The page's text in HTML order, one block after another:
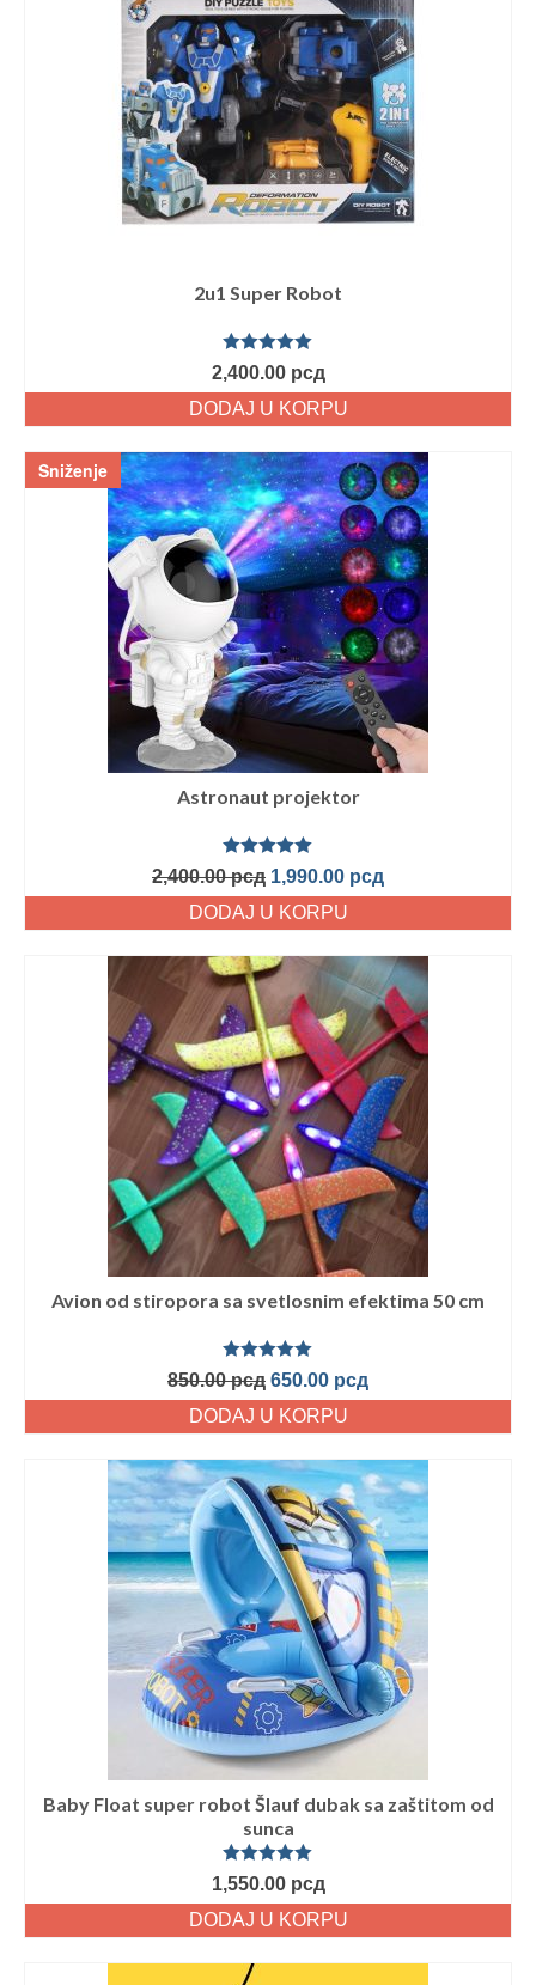
2u1 Super Robot
Ocenjeno
sa5.00 od
5
2,400.00 рсд
DODAJ U KORPU
Sniženje
Astronaut projektor
Ocenjeno
sa5.00od
5
2,400.00рсд 1,990.00 рсд
DODAJ U KORPU
Avion od stiropora sa svetlosnim efektima 50 cm
Ocenjeno
sa5.00od
5
850.00рсд 650.00 рсд
DODAJ U KORPU
Baby Float super robot Šlauf dubak sa zaštitom od
sunca
Ocenjeno
sa5.00 od
5
1,550.00 рсд
DODAJ U KORPU